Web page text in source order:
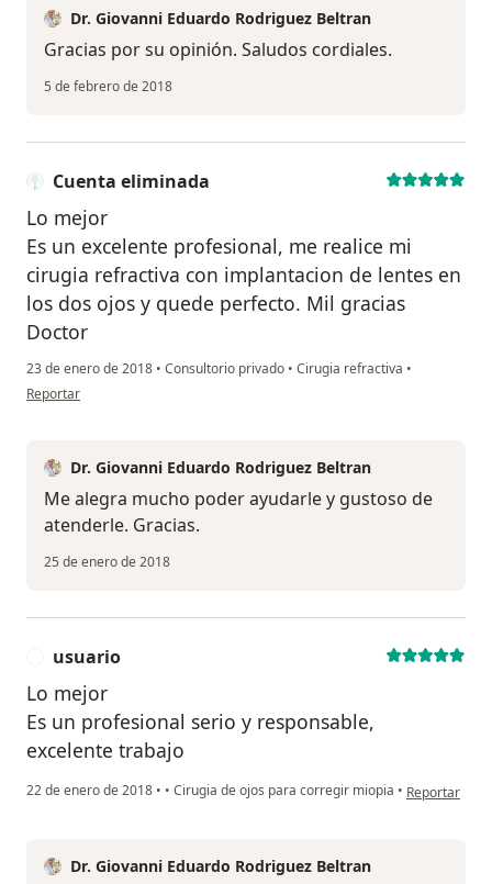
Dr. Giovanni Eduardo Rodriguez Beltran
Gracias por su opinión. Saludos cordiales.
5 de febrero de 2018
Cuenta eliminada
Lo mejor
Es un excelente profesional, me realice mi
cirugia refractiva con implantacion de lentes en
los dos ojos y quede perfecto. Mil gracias
Doctor
23 de enero de 2018 • Consultorio privado • Cirugia refractiva •
en opinión del usuario Cuenta eliminada
Reportar
Dr. Giovanni Eduardo Rodriguez Beltran
Me alegra mucho poder ayudarle y gustoso de
atenderle. Gracias.
25 de enero de 2018
usuario
Lo mejor
Es un profesional serio y responsable,
excelente trabajo
22 de enero de 2018 • • Cirugia de ojos para corregir miopia • en opinión
Reportar
Dr. Giovanni Eduardo Rodriguez Beltran